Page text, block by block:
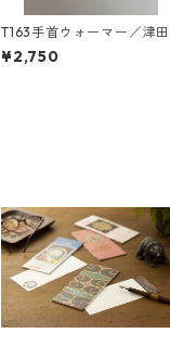
T163手首ウォーマー／津田
命子デザインアイヌ文様編
み込み手首ウォーマー
¥2,750